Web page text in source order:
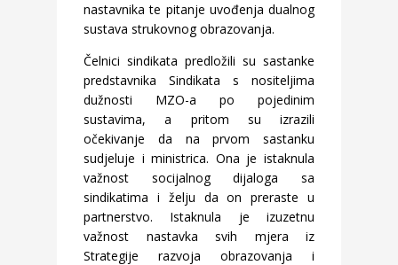
nastavnika te pitanje uvođenja dualnog
sustava strukovnog obrazovanja.
Čelnici sindikata predložili su sastanke
predstavnika Sindikata s nositeljima
dužnosti MZO-a po pojedinim
sustavima, a pritom su izrazili
očekivanje da na prvom sastanku
sudjeluje i ministrica. Ona je istaknula
važnost socijalnog dijaloga sa
sindikatima i želju da on preraste u
partnerstvo. Istaknula je izuzetnu
važnost nastavka svih mjera iz
Strategije razvoja obrazovanja i